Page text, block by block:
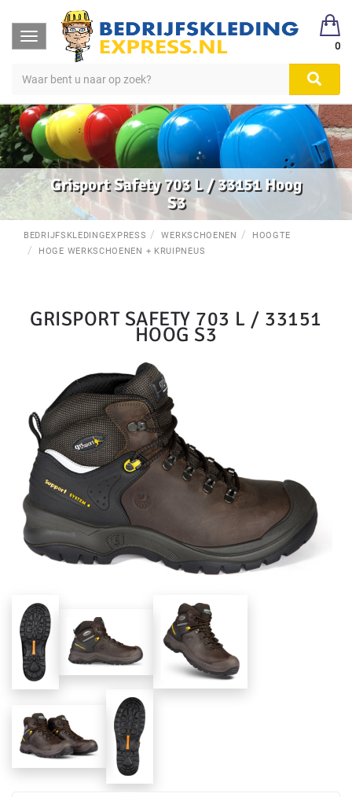
Toggle
navigation
0
Grisport Safety 703 L / 33151 Hoog
S3
BEDRIJFSKLEDINGEXPRESS WERKSCHOENEN
HOOGTE
HOGE WERKSCHOENEN + KRUIPNEUS
GRISPORT SAFETY 703 L / 33151
HOOG S3